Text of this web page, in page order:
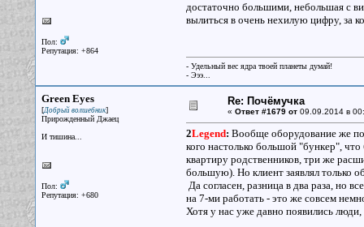
Пол:
Репутация: +864
достаточно большими, небольшая с
вылиться в очень нехилую цифру, за
- Удельный вес ядра твоей планеты думай!
- Эээ...
Green Eyes
[Добрый волшебник]
Прирожденный Джаец
И тишина...
Пол:
Репутация: +680
Re: Почёмучка
« Ответ #1679 от09.09.2014 в
2Legend: Вообще оборудование же
кого настолько большой "бункер",
квартиру родственников, три же
большую). Но клиент заявлял только
Да согласен, разница в два раза, но
на 7-ми работать - это же совсем
Хотя у нас уже давно появились люди,